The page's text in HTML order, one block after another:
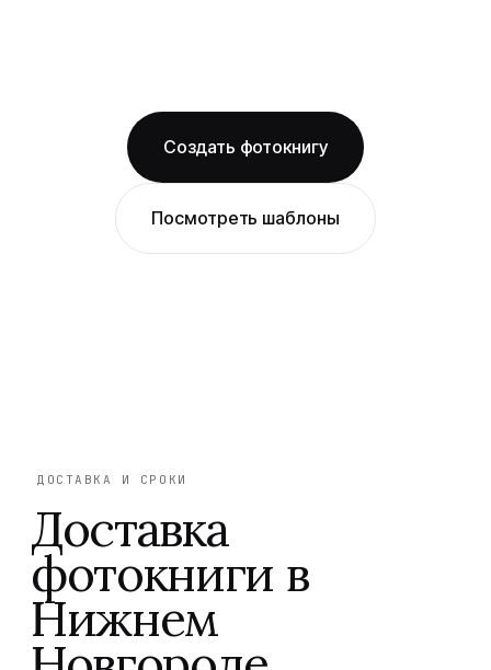
Создать фотокнигу
Посмотреть шаблоны
ДОСТАВКА И СРОКИ
Доставка
фотокниги в
Нижнем